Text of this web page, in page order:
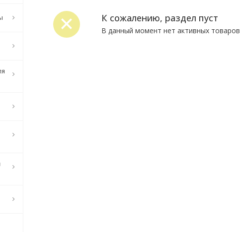
К сожалению, раздел пуст
В данный момент нет активных товаров